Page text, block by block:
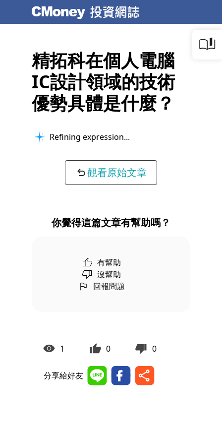
精拓科在個人電腦
IC設計領域的技術
優勢具體是什麼？
Thinking about your question...
觀看原始文章
你覺得這篇文章有幫助嗎？
有幫助
沒幫助
回報問題
1 0 0
分享給好友